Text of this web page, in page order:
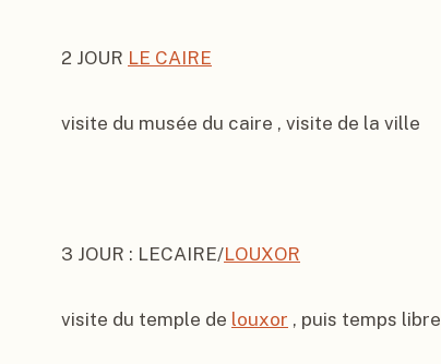
2 JOUR LE CAIRE
visite du musée du caire , visite de la ville
3 JOUR : LECAIRE/LOUXOR
visite du temple de louxor , puis temps libre